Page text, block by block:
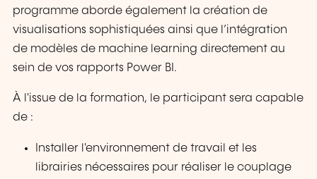
programme aborde également la création de
visualisations sophistiquées ainsi que l’intégration
de modèles de machine learning directement au
sein de vos rapports Power BI.
À l'issue de la formation, le participant sera capable
de :
Installer l'environnement de travail et les
librairies nécessaires pour réaliser le couplage